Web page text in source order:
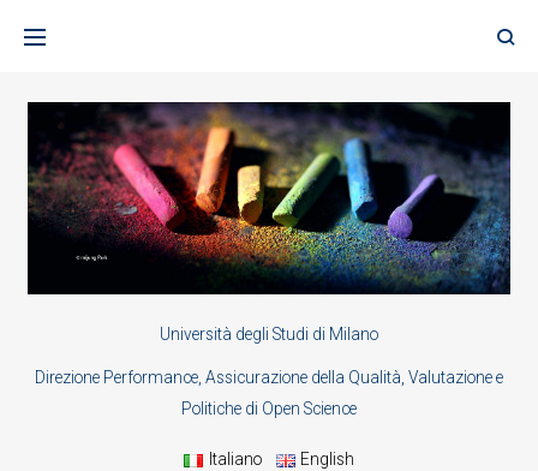
Università degli Studi di Milano
Direzione Performance, Assicurazione della Qualità, Valutazione e
Politiche di Open Science
Italiano English